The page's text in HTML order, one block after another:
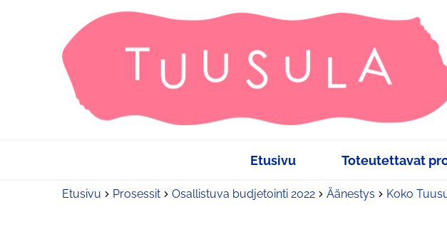
Etusivu Toteutettavat
Etusivu Prosessit Osallistuva budjetointi 2022 Äänestys Koko